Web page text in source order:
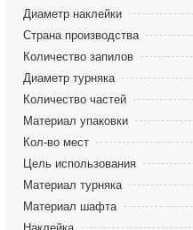
Диаметр наклейки
Страна производства
Количество запилов
Диаметр турняка
Количество частей
Материал упаковки
Кол-во мест
Цель использования
Материал турняка
Материал шафта